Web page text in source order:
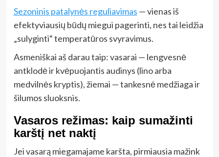
Sezoninis patalynės reguliavimas — vienas iš
efektyviausių būdų miegui pagerinti, nes tai leidžia
„sulyginti“ temperatūros svyravimus.
Asmeniškai aš darau taip: vasarai — lengvesnė
antklodė ir kvėpuojantis audinys (lino arba
medvilnės kryptis), žiemai — tankesnė medžiaga ir
šilumos sluoksnis.
Vasaros režimas: kaip sumažinti
karštį net naktį
Jei vasarą miegamajame karšta, pirmiausia mažink